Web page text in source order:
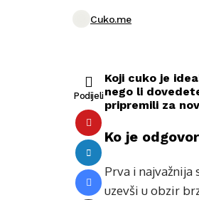
Cuko.me
Podijeli
Koji cuko je
nego li
pripremili za
Ko je
Prva i najvažnija
uzevši u obzir